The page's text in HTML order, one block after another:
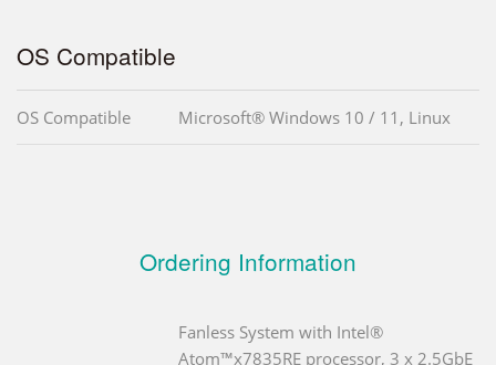
OS Compatible
OS Compatible Microsoft® Windows 10 / 11, Linux
Ordering Information
Fanless System with Intel®
Atom™x7835RE processor, 3 x 2.5GbE